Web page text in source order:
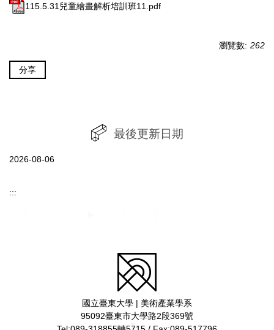
115.5.31兒童繪畫解析培訓班11.pdf
瀏覽數: 262
分享
最後更新日期
2026-08-06
:::
國立臺東大學 | 美術產業學系
95092臺東市大學路2段369號